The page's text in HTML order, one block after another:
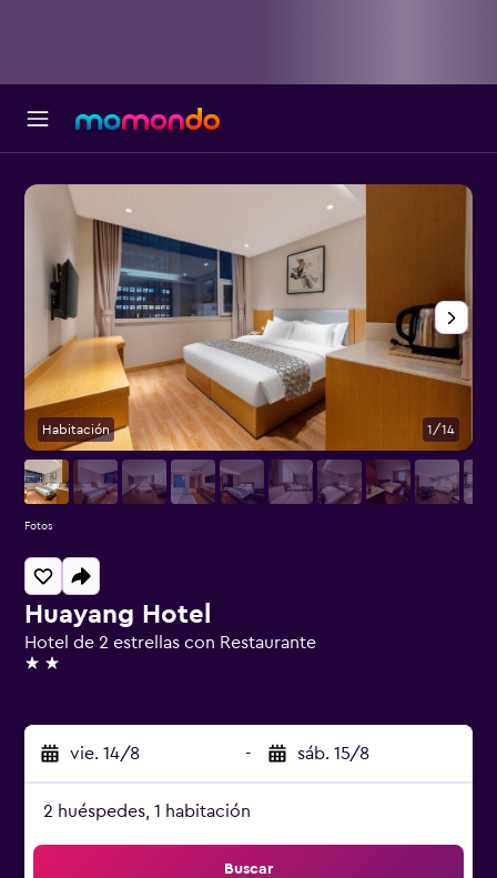
Huayang Hotel
Hotel de 2 estrellas con Restaurante
2 estrellas
vie. 14/8 - sáb. 15/8
2 huéspedes, 1 habitación
Buscar
Habitación 1/14
Fotos